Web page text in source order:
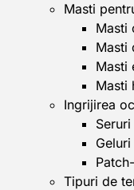
Masti
Masti
Masti
Masti
Masti
Ingrijirea
Tipuri de